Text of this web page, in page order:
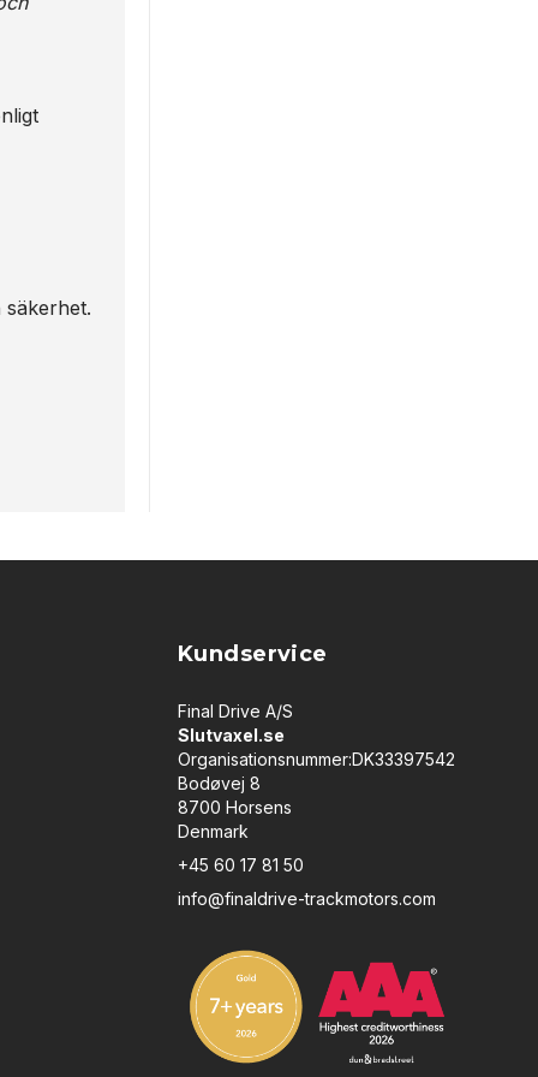
Kundservice
Final Drive A/S
Slutvaxel.se
Organisationsnummer:DK33397542
Bodøvej 8
8700 Horsens
Denmark
+45 60 17 81 50
info@finaldrive-trackmotors.com